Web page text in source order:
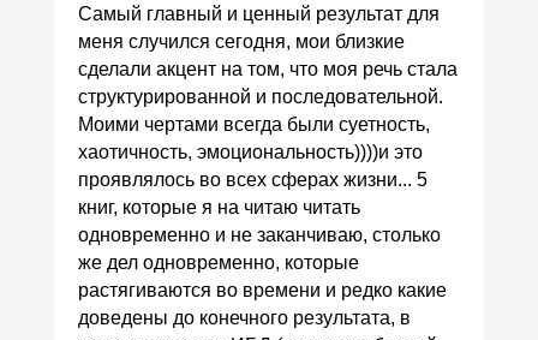
Самый главный и ценный результат для
меня случился сегодня, мои близкие
сделали акцент на том, что моя речь стала
структурированной и последовательной.
Моими чертами всегда были суетность,
хаотичность, эмоциональность))))и это
проявлялось во всех сферах жизни... 5
книг, которые я на читаю читать
одновременно и не заканчиваю, столько
же дел одновременно, которые
растягиваются во времени и редко какие
доведены до конечного результата, в